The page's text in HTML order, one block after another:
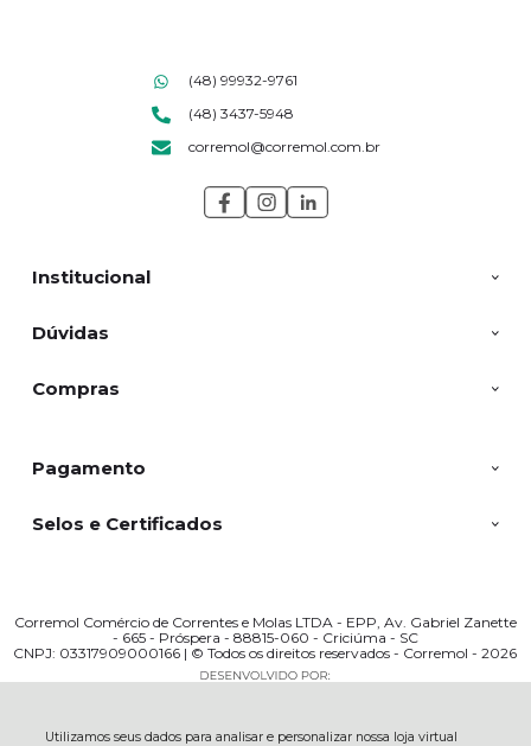
Utilizamos seus dados para analisar e personalizar nossa loja virtual
Institucional
Dúvidas
Compras
(48) 99932-9761
(48) 3437-5948
corremol@corremol.com.br
Pagamento
Selos e Certificados
Corremol Comércio de Correntes e Molas LTDA - EPP, Av. Gabriel Zanette
- 665 - Próspera - 88815-060 - Criciúma - SC
CNPJ: 03317909000166 | © Todos os direitos reservados - Corremol - 2026